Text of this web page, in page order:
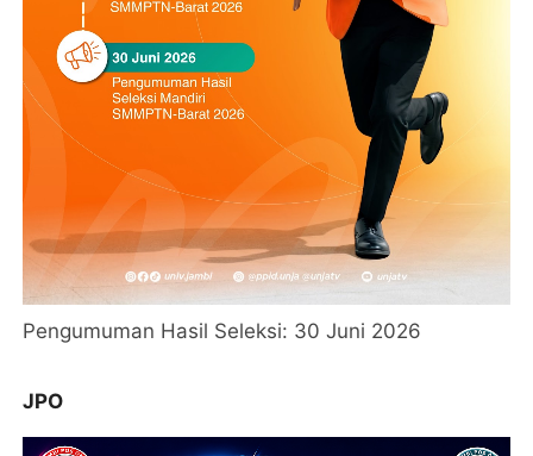
Pengumuman Hasil Seleksi: 30 Juni 2026
JPO